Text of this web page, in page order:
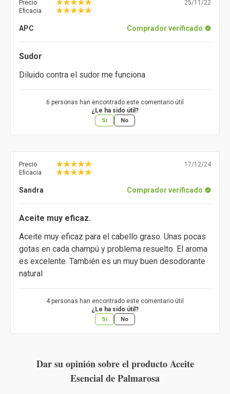
Precio
Eficacia
25/11/22
APC Comprador verificado
Sudor
Diluido contra el sudor me funciona
6 personas han encontrado este comentario útil
¿Le ha sido útil?
Sí No
Precio
Eficacia
17/12/24
Sandra Comprador verificado
Aceite muy eficaz.
Aceite muy eficaz para el cabello graso. Unas pocas
gotas en cada champú y problema resuelto. El aroma
es excelente. También es un muy buen desodorante
natural
4 personas han encontrado este comentario útil
¿Le ha sido útil?
Sí No
Dar su opinión sobre el producto Aceite
Esencial de Palmarosa